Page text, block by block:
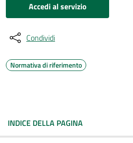
Accedi al servizio
Condividi
Normativa di riferimento
INDICE DELLA PAGINA